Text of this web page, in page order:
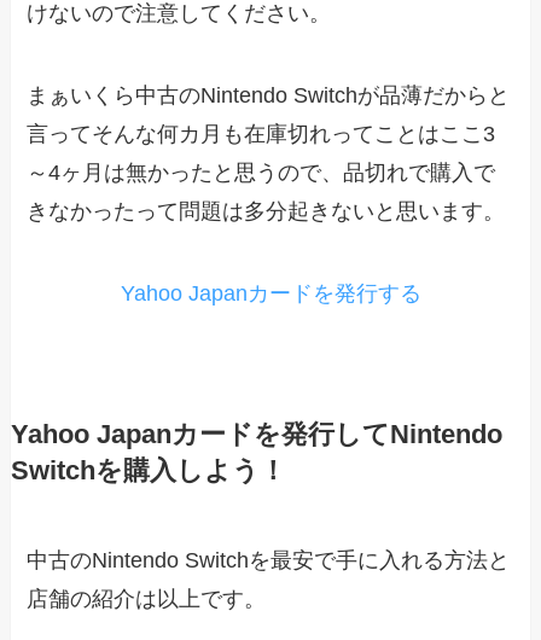
けないので注意してください。
まぁいくら中古のNintendo Switchが品薄だからと
言ってそんな何カ月も在庫切れってことはここ3
～4ヶ月は無かったと思うので、品切れで購入で
きなかったって問題は多分起きないと思います。
Yahoo Japanカードを発行する
Yahoo Japanカードを発行してNintendo
Switchを購入しよう！
中古のNintendo Switchを最安で手に入れる方法と
店舗の紹介は以上です。